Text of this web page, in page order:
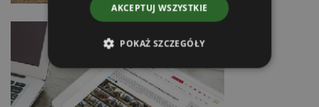
AKCEPTUJ WSZYSTKIE
POKAŻ SZCZEGÓŁY